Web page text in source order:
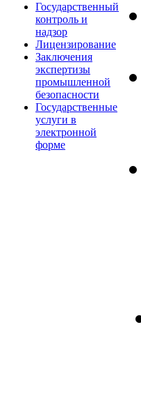
Государственный
контроль и
надзор
Лицензирование
Заключения
экспертизы
промышленной
безопасности
Государственные
услуги в
электронной
форме